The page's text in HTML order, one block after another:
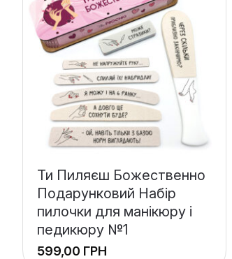
Ти Пиляєш Божественно
Подарунковий Набір
пилочки для манікюру і
педикюру №1
ГРН